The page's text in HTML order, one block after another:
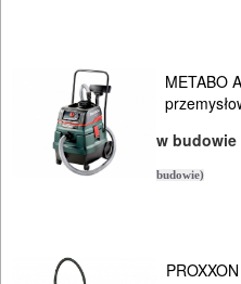
PNEUMATYCZNE
AKCESORIA
KOMPRESORY
SPAWALNICTWO
METABO
w
budowie)